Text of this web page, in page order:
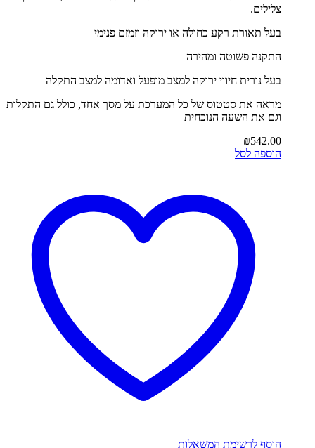
צלילים.
בעל תאורת רקע כחולה או ירוקה וזמזם פנימי
התקנה פשוטה ומהירה
בעל נורית חיווי ירוקה למצב מופעל ואדומה למצב התקלה
מראה את סטטוס של כל המערכת על מסך אחד, כולל גם התקלות
וגם את השעה הנוכחית
₪542.00
הוספה לסל
הוסף לרשימת המשאלות